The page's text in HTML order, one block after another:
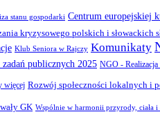
stanu gospodarki Centrum europejskiej
kryzysowego polskich i słowackich
Klub Seniora w Rajczy Komunikaty
publicznych 2025 NGO -
więcej Rozwój społeczności lokalnych i
GK Wspólnie w harmonii przyrody, ciała i